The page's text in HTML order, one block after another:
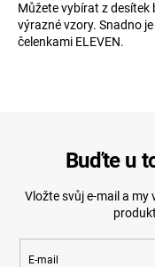
Můžete vybírat z
výrazné vzory. Snadno
čelenkami ELEVEN.
Buďte u
Vložte svůj e-mail a
E-mail